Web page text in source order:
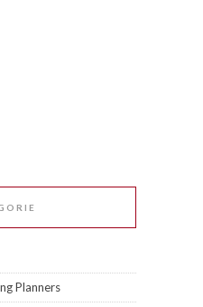
Planners